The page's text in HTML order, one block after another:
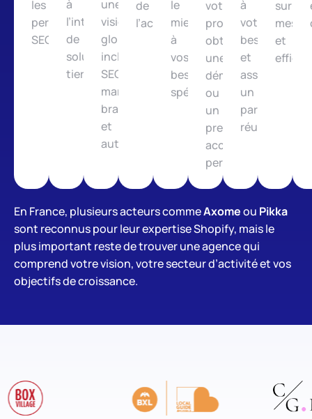
les
performances
SEO.
à
l’intégration
de
solutions
tierces.
une
vision
globale
incluant
SEO,
marketing,
branding
et
automatisation.
de
l’accompagnement.
le
mieux
à
vos
besoins
spécifiques.
votre
projet,
obtenir
une
démo
ou
un
premier
accompagnement
personnalisé.
à
votre
besoin
et
assurer
un
partenariat
réussi.
sur-
et
En France, plusieurs acteurs commeAxomeou Pikka
sont reconnus pour leur expertise Shopify, mais le
plus important reste de trouver une agence qui
comprend votre vision, votre secteur d’activité et vos
objectifs de croissance.